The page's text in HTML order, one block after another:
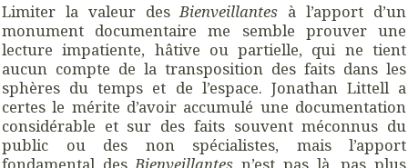
Limiter la valeur desBienveillantes à l’apport d’un
monument documentaire me semble prouver une
lecture impatiente, hâtive ou partielle, qui ne tient
aucun compte de la transposition des faits dans les
sphères du temps et de l’espace. Jonathan Littell a
certes le mérite d’avoir accumulé une documentation
considérable et sur des faits souvent méconnus du
public ou des non spécialistes, mais l’apport